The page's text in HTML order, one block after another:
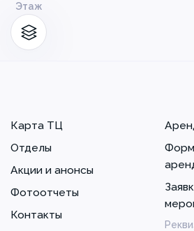
Этаж
Карта ТЦ
Отделы
Акции и анонсы
Фотоотчеты
Контакты